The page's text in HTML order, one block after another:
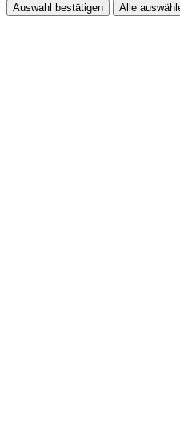
Auswahl bestätigen Alle